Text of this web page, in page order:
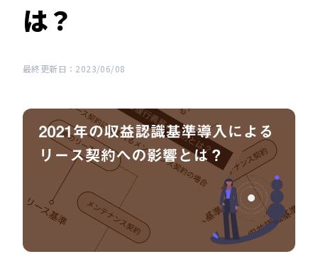
は？
最終更新日：2023/06/08